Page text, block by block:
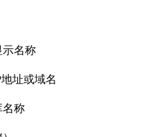
示名称
址或域名
名称